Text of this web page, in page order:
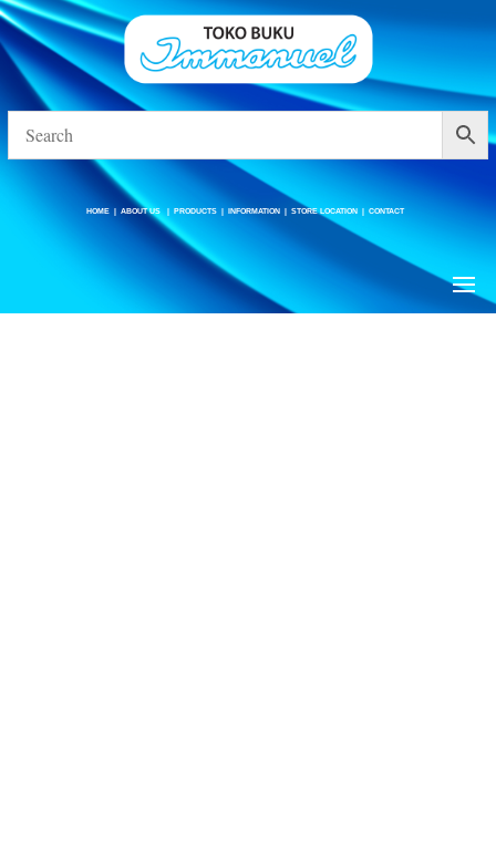
ABOUT US |STORE LOCATION
HOME |ABOUT US |PRODUCTS |INFORMATION |STORE LOCATION |CONTACT